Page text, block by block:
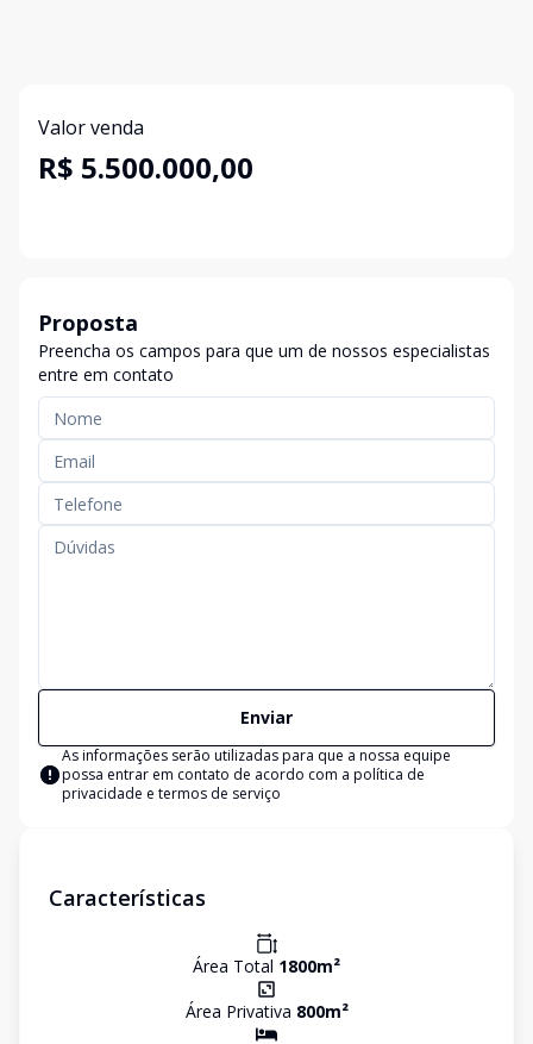
Valor venda
R$ 5.500.000,00
Proposta
Preencha os campos para que um de nossos especialistas
entre em contato
Enviar
As informações serão utilizadas para que a nossa equipe
possa entrar em contato de acordo com a política de
privacidade e termos de serviço
Características
Área Total 1800m²
Área Privativa 800m²